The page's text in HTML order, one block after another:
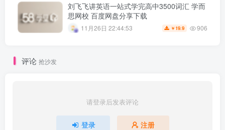
刘飞飞讲英语一站式学完高中3500词汇 学而
思网校 百度网盘分享下载
11月26日 22:44:53 ￥ 19.9 906
评论 抢沙发
请登录后发表评论
登录 注册